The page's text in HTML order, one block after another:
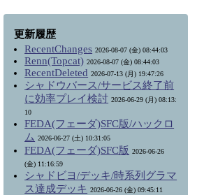
更新履歴
RecentChanges 2026-08-07 (金) 08:44:03
Renn(Topcat) 2026-08-07 (金) 08:44:03
RecentDeleted 2026-07-13 (月) 19:47:26
シャドウバース/サービス終了前
に効率プレイ検討 2026-06-29 (月) 08:13:
10
FEDA(フェーダ)SFC版/ハックロ
ム 2026-06-27 (土) 10:31:05
FEDA(フェーダ)SFC版 2026-06-26
(金) 11:16:59
シャドビヨ/デッキ/時系列グラマ
ス達成デッキ 2026-06-26 (金) 09:45:11